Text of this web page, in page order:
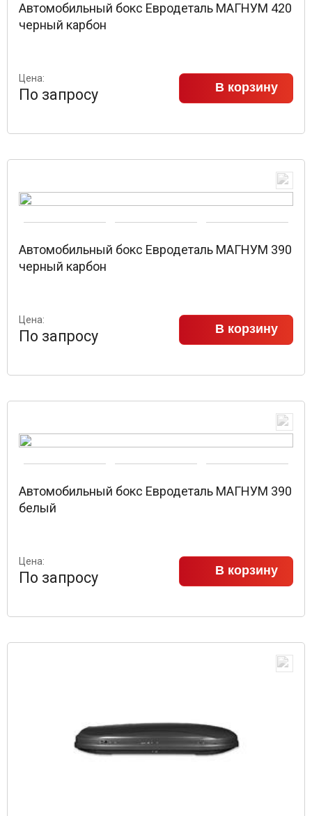
Автомобильный бокс Евродеталь МАГНУМ 420
черный карбон
Цена:
По запросу В корзину
Автомобильный бокс Евродеталь МАГНУМ 390
черный карбон
Цена:
По запросу В корзину
Автомобильный бокс Евродеталь МАГНУМ 390
белый
Цена:
По запросу В корзину